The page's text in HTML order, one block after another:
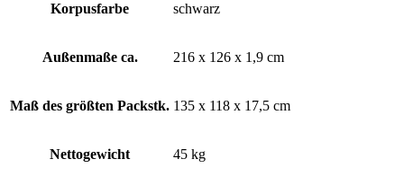
Korpusfarbe schwarz
Außenmaße ca. 216 x 126 x 1,9 cm
Maß des größten Packstk. 135 x 118 x 17,5 cm
Nettogewicht 45 kg